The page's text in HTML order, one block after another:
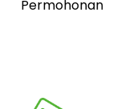
Permohonan